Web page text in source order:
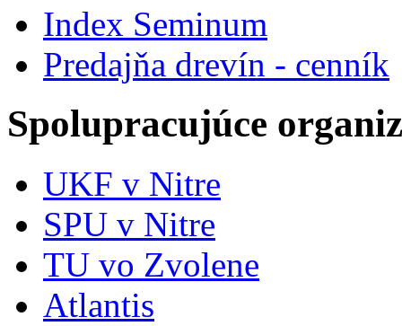
Index Seminum
Predajňa drevín - cenník
Spolupracujúce
UKF v Nitre
SPU v Nitre
TU vo Zvolene
Atlantis